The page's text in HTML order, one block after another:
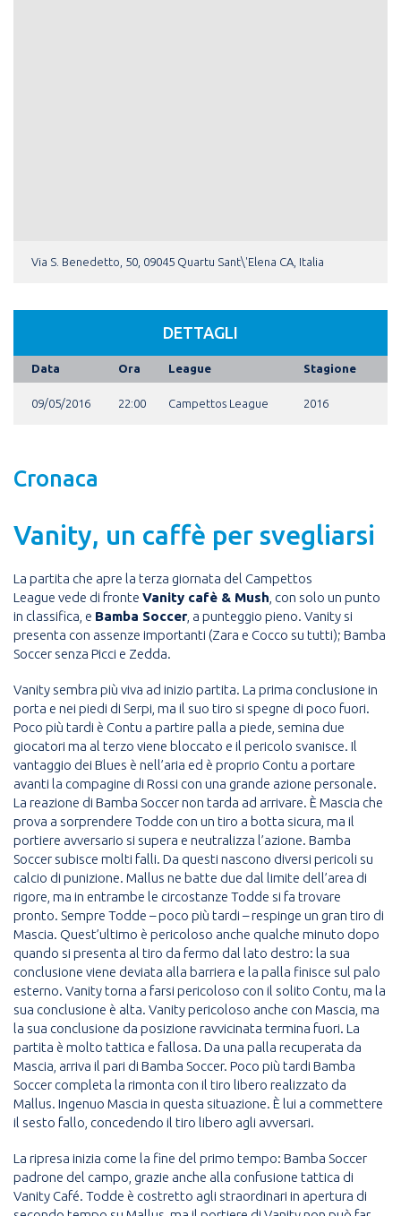
Via S. Benedetto, 50, 09045 Quartu Sant\'Elena CA, Italia
DETTAGLI
Data Ora League Stagione
09/05/2016 22:00 Campettos League 2016
Cronaca
Vanity, un caffè per svegliarsi
La partita che apre la terza giornata del Campettos
League vede di fronte Vanity cafè & Mush , con solo un punto
in classifica, e Bamba Soccer , a punteggio pieno. Vanity si
presenta con assenze importanti (Zara e Cocco su tutti); Bamba
Soccer senza Picci e Zedda.
Vanity sembra più viva ad inizio partita. La prima conclusione in
porta e nei piedi di Serpi, ma il suo tiro si spegne di poco fuori.
Poco più tardi è Contu a partire palla a piede, semina due
giocatori ma al terzo viene bloccato e il pericolo svanisce. Il
vantaggio dei Blues è nell’aria ed è proprio Contu a portare
avanti la compagine di Rossi con una grande azione personale.
La reazione di Bamba Soccer non tarda ad arrivare. È Mascia che
prova a sorprendere Todde con un tiro a botta sicura, ma il
portiere avversario si supera e neutralizza l’azione. Bamba
Soccer subisce molti falli. Da questi nascono diversi pericoli su
calcio di punizione. Mallus ne batte due dal limite dell’area di
rigore, ma in entrambe le circostanze Todde si fa trovare
pronto. Sempre Todde – poco più tardi – respinge un gran tiro di
Mascia. Quest’ultimo è pericoloso anche qualche minuto dopo
quando si presenta al tiro da fermo dal lato destro: la sua
conclusione viene deviata alla barriera e la palla finisce sul palo
esterno. Vanity torna a farsi pericoloso con il solito Contu, ma la
sua conclusione è alta. Vanity pericoloso anche con Mascia, ma
la sua conclusione da posizione ravvicinata termina fuori. La
partita è molto tattica e fallosa. Da una palla recuperata da
Mascia, arriva il pari di Bamba Soccer. Poco più tardi Bamba
Soccer completa la rimonta con il tiro libero realizzato da
Mallus. Ingenuo Mascia in questa situazione. È lui a commettere
il sesto fallo, concedendo il tiro libero agli avversari.
La ripresa inizia come la fine del primo tempo: Bamba Soccer
padrone del campo, grazie anche alla confusione tattica di
Vanity Café. Todde è costretto agli straordinari in apertura di